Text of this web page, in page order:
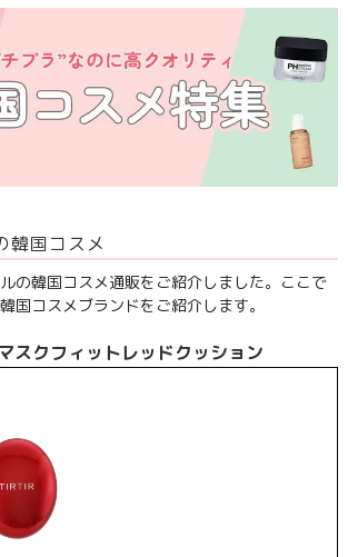
韓国コスメ
の韓国コスメ通販をご紹介しました。ここで
国コスメブランドをご紹介します。
スクフィットレッドクッション